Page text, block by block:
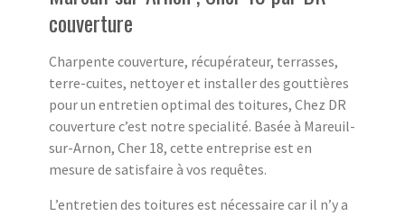
couverture
Charpente couverture, récupérateur, terrasses,
terre-cuites, nettoyer et installer des gouttières
pour un entretien optimal des toitures, Chez DR
couverture c’est notre specialité. Basée à Mareuil-
sur-Arnon, Cher 18, cette entreprise est en
mesure de satisfaire à vos requêtes.
L’entretien des toitures est nécessaire car il n’y a